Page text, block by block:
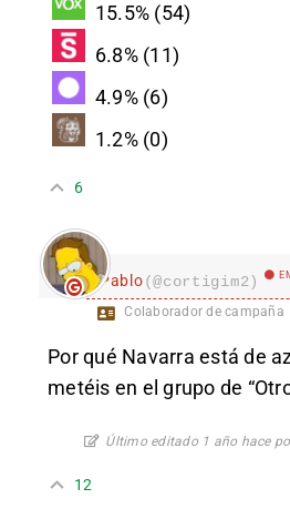
15.5% (54)
6.8% (11)
4.9% (6)
1.2% (0)
6
Pablo(@cortigim2)
Colaborador de campaña
Por qué Navarra está de
metéis en el grupo de
Último editado 1 año hace
12